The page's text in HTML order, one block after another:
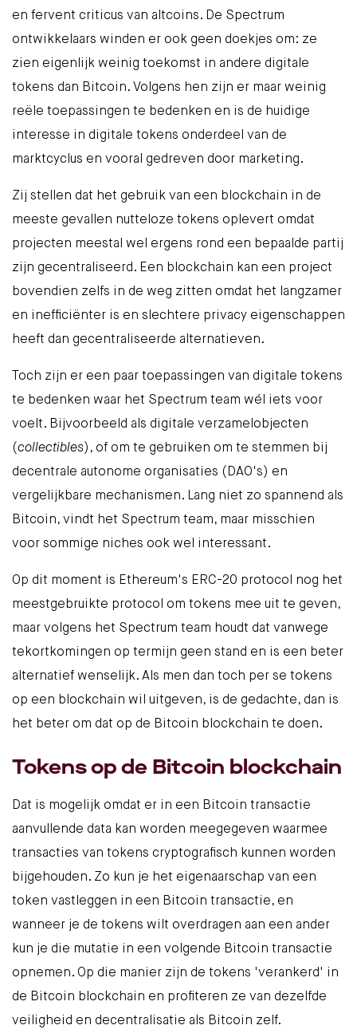
en fervent criticus van altcoins. De Spectrum
ontwikkelaars winden er ook geen doekjes om: ze
zien eigenlijk weinig toekomst in andere digitale
tokens dan Bitcoin. Volgens hen zijn er maar weinig
reële toepassingen te bedenken en is de huidige
interesse in digitale tokens onderdeel van de
marktcyclus en vooral gedreven door marketing.
Zij stellen dat het gebruik van een blockchain in de
meeste gevallen nutteloze tokens oplevert omdat
projecten meestal wel ergens rond een bepaalde partij
zijn gecentraliseerd. Een blockchain kan een project
bovendien zelfs in de weg zitten omdat het langzamer
en inefficiënter is en slechtere privacy eigenschappen
heeft dan gecentraliseerde alternatieven.
Toch zijn er een paar toepassingen van digitale tokens
te bedenken waar het Spectrum team wél iets voor
voelt. Bijvoorbeeld als digitale verzamelobjecten
(collectibles), of om te gebruiken om te stemmen bij
decentrale autonome organisaties (DAO's) en
vergelijkbare mechanismen. Lang niet zo spannend als
Bitcoin, vindt het Spectrum team, maar misschien
voor sommige niches ook wel interessant.
Op dit moment is Ethereum's ERC-20 protocol nog het
meestgebruikte protocol om tokens mee uit te geven,
maar volgens het Spectrum team houdt dat vanwege
tekortkomingen op termijn geen stand en is een beter
alternatief wenselijk. Als men dan toch per se tokens
op een blockchain wil uitgeven, is de gedachte, dan is
het beter om dat op de Bitcoin blockchain te doen.
Tokens op de Bitcoin blockchain
Dat is mogelijk omdat er in een Bitcoin transactie
aanvullende data kan worden meegegeven waarmee
transacties van tokens cryptografisch kunnen worden
bijgehouden. Zo kun je het eigenaarschap van een
token vastleggen in een Bitcoin transactie, en
wanneer je de tokens wilt overdragen aan een ander
kun je die mutatie in een volgende Bitcoin transactie
opnemen. Op die manier zijn de tokens 'verankerd' in
de Bitcoin blockchain en profiteren ze van dezelfde
veiligheid en decentralisatie als Bitcoin zelf.